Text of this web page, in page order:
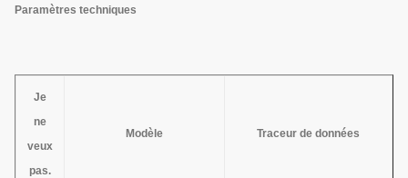
Paramètres techniques
Je
ne
veux
pas.
Modèle Traceur de données